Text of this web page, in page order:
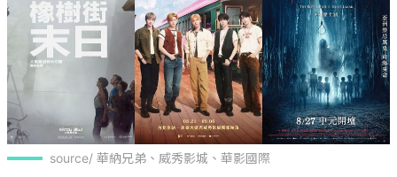
source/ 華納兄弟、威秀影城、華影國際